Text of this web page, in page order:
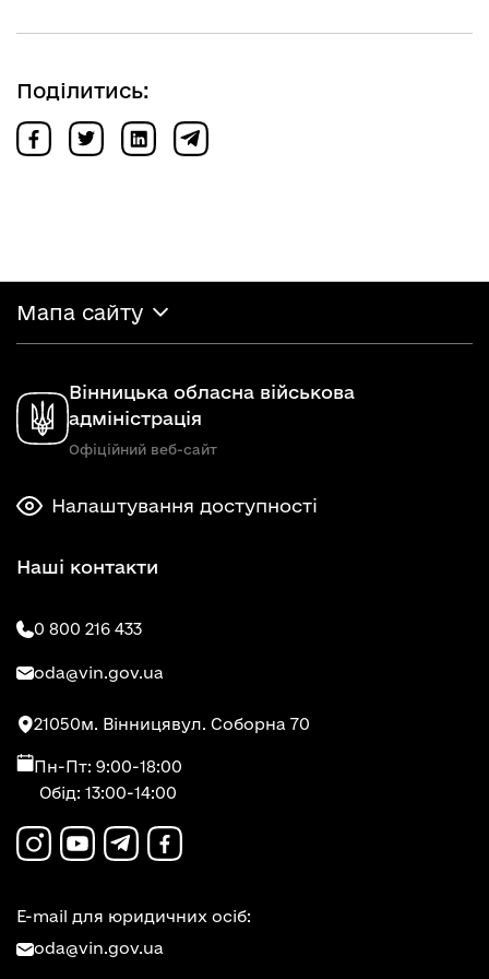
Поділитись:
Мапа сайту
Вінницька обласна військова
адміністрація
Офіційний веб-сайт
Налаштування доступності
Наші контакти
0 800 216 433
oda@vin.gov.ua
21050м. Вінницявул. Соборна 70
Пн-Пт: 9:00-18:00
Обід: 13:00-14:00
E-mail для юридичних осіб:
oda@vin.gov.ua